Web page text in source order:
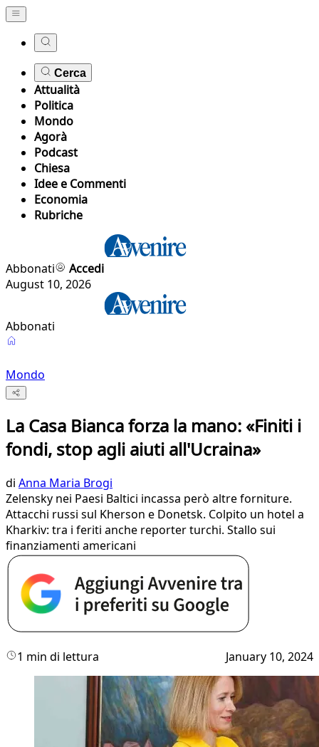
Cerca
Attualità
Politica
Mondo
Agorà
Podcast
Chiesa
Idee e Commenti
Economia
Rubriche
Abbonati
Accedi
August 10, 2026
Abbonati
Mondo
La Casa Bianca forza la mano: «Finiti i
fondi, stop agli aiuti all'Ucraina»
di Anna Maria Brogi
Zelensky nei Paesi Baltici incassa però altre forniture.
Attacchi russi sul Kherson e Donetsk. Colpito un hotel a
Kharkiv: tra i feriti anche reporter turchi. Stallo sui
finanziamenti americani
1 min di lettura January 10, 2024